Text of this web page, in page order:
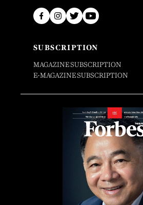
SUBSCRIPTION
MAGAZINE SUBSCRIPTION
E-MAGAZINE SUBSCRIPTION